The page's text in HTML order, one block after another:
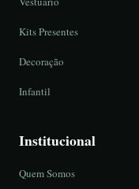
Kits Presentes
Decoração
Infantil
Institucional
Quem Somos